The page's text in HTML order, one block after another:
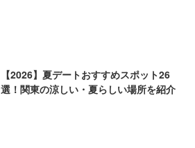
【2026】夏デートおすすめスポット26
選！関東の涼しい・夏らしい場所を紹介